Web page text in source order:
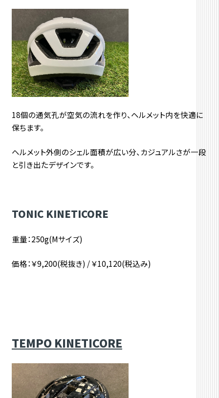
18個の通気孔が空気の流れを作り、ヘルメット内を快適に
保ちます。
ヘルメット外側のシェル面積が広い分、カジュアルさが一段
と引き出たデザインです。
TONIC KINETICORE
重量：250g(Mサイズ)
価格：￥9,200(税抜き) / ￥10,120(税込み)
TEMPO KINETICORE